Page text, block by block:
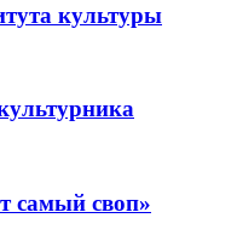
культуры
самый своп»